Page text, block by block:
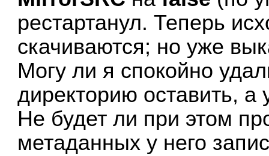
рестартанул. Теперь
скачиваются; но уже
Могу ли я спокойно
директорию оставить, а
Не будет ли при этом
метаданных у него